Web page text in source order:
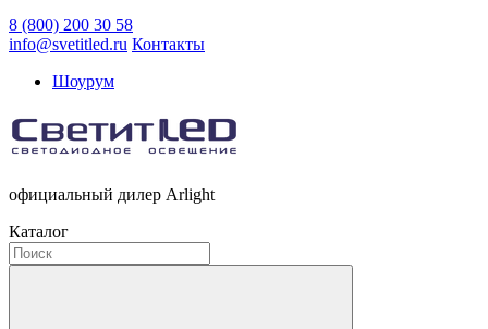
8 (800) 200 30 58
info@svetitled.ru Контакты
Шоурум
официальный дилер Arlight
Каталог